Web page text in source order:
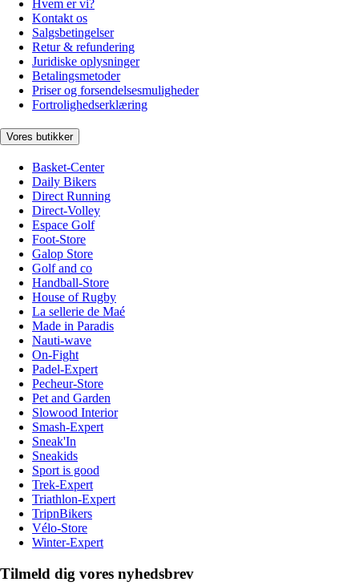
Hvem er vi?
Kontakt os
Salgsbetingelser
Retur & refundering
Juridiske oplysninger
Betalingsmetoder
Priser og forsendelsesmuligheder
Fortrolighedserklæring
Vores butikker
Basket-Center
Daily Bikers
Direct Running
Direct-Volley
Espace Golf
Foot-Store
Galop Store
Golf and co
Handball-Store
House of Rugby
La sellerie de Maé
Made in Paradis
Nauti-wave
On-Fight
Padel-Expert
Pecheur-Store
Pet and Garden
Slowood Interior
Smash-Expert
Sneak'In
Sneakids
Sport is good
Trek-Expert
Triathlon-Expert
TripnBikers
Vélo-Store
Winter-Expert
Tilmeld dig vores nyhedsbrev